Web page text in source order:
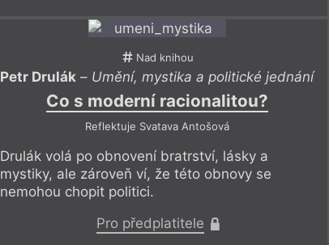
Nad knihou
Petr Drulák – Umění, mystika a politické jednání
Co s moderní racionalitou?
Reflektuje Svatava Antošová
Drulák volá po obnovení bratrství, lásky a
mystiky, ale zároveň ví, že této obnovy se
nemohou chopit politici.
Pro předplatitele